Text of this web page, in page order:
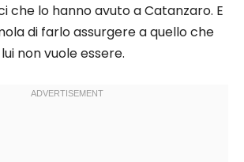
che lo hanno avuto a Catanzaro. E
di farlo assurgere a quello che
lui non vuole essere.